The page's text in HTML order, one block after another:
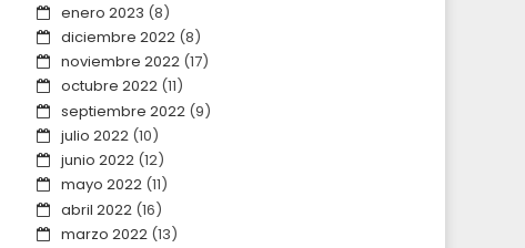
enero 2023 (8)
diciembre 2022(8)
noviembre 2022(17)
octubre 2022(11)
septiembre 2022(9)
julio 2022(10)
junio 2022(12)
mayo 2022(11)
abril 2022(16)
marzo 2022(13)